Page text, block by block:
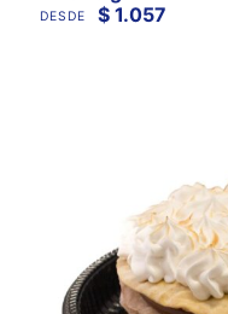
DESDE $1.057